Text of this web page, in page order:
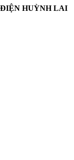
HUỲNH LAI